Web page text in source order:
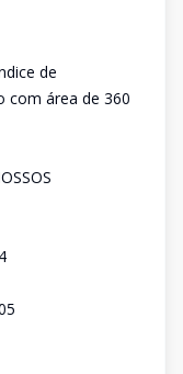
de
com área de 360